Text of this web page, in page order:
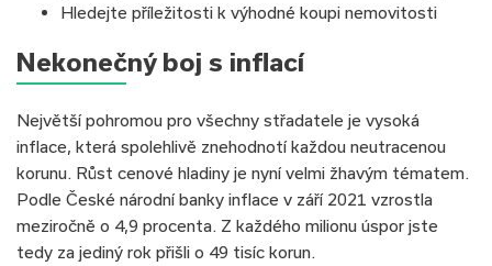
Hledejte příležitosti k výhodné koupi nemovitosti
Nekonečný boj s inflací
Největší pohromou pro všechny střadatele je vysoká
inflace, která spolehlivě znehodnotí každou neutracenou
korunu. Růst cenové hladiny je nyní velmi žhavým tématem.
Podle České národní banky inflace v září 2021 vzrostla
meziročně o 4,9 procenta. Z každého milionu úspor jste
tedy za jediný rok přišli o 49 tisíc korun.